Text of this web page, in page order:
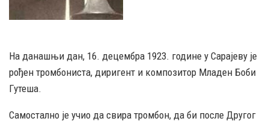
На данашњи дан, 16. децембра 1923. године у Сарајеву је
рођен тромбониста, диригент и композитор Младен Боби
Гутеша.
Самостално је учио да свира тромбон, да би после Другог